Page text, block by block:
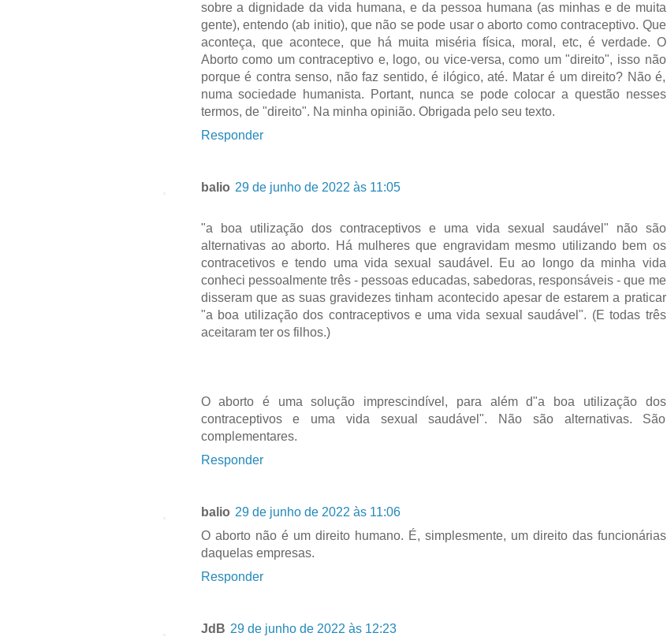
sobre a dignidade da vida humana, e da pessoa humana (as minhas e de muita
gente), entendo (ab initio), que não se pode usar o aborto como contraceptivo. Que
aconteça, que acontece, que há muita miséria física, moral, etc, é verdade. O
Aborto como um contraceptivo e, logo, ou vice-versa, como um "direito", isso não
porque é contra senso, não faz sentido, é ilógico, até. Matar é um direito? Não é,
numa sociedade humanista. Portant, nunca se pode colocar a questão nesses
termos, de "direito". Na minha opinião. Obrigada pelo seu texto.
Responder
balio 29 de junho de 2022 às 11:05
"a boa utilização dos contraceptivos e uma vida sexual saudável" não são
alternativas ao aborto. Há mulheres que engravidam mesmo utilizando bem os
contracetivos e tendo uma vida sexual saudável. Eu ao longo da minha vida
conheci pessoalmente três - pessoas educadas, sabedoras, responsáveis - que me
disseram que as suas gravidezes tinham acontecido apesar de estarem a praticar
"a boa utilização dos contraceptivos e uma vida sexual saudável". (E todas três
aceitaram ter os filhos.)
O aborto é uma solução imprescindível, para além d"a boa utilização dos
contraceptivos e uma vida sexual saudável". Não são alternativas. São
complementares.
Responder
balio 29 de junho de 2022 às 11:06
O aborto não é um direito humano. É, simplesmente, um direito das funcionárias
daquelas empresas.
Responder
JdB 29 de junho de 2022 às 12:23